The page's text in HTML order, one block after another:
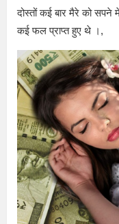
दोस्तों कई बार मैरे को
कई फल प्राप्त हुए थे ।,